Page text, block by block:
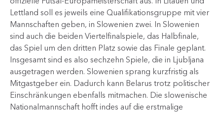
Lettland soll es jeweils eine Qualifikationsgruppe mit vier
Mannschaften geben, in Slowenien zwei. In Slowenien
sind auch die beiden Viertelfinalspiele, das Halbfinale,
das Spiel um den dritten Platz sowie das Finale geplant.
Insgesamt sind es also sechzehn Spiele, die in Ljubljana
ausgetragen werden. Slowenien sprang kurzfristig als
Mitgastgeber ein. Dadurch kann Belarus trotz politischer
Einschränkungen ebenfalls mitmachen. Die slowenische
Nationalmannschaft hofft indes auf die erstmalige